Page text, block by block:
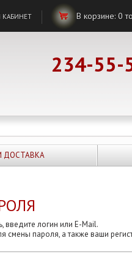
В корзине: 0
234-55-
ДОСТАВКА
введите логин или E-Mail.
смены пароля, а также ваши